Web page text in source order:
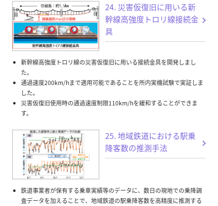
24. 災害仮復旧に用いる新
幹線高強度トロリ線接続金
具
新幹線高強度トロリ線の災害仮復旧に用いる接続金具を開発しまし
た。
通過速度200km/hまで適用可能であることを所内実機試験で実証しま
した。
災害仮復旧使用時の通過速度制限110km/hを緩和することができま
す。
25. 地域鉄道における駅乗
降客数の推測手法
鉄道事業者が保有する乗車実績等のデータに、数日の現地での乗降調
査データを加えることで、地域鉄道の駅乗降客数を高精度に推測する